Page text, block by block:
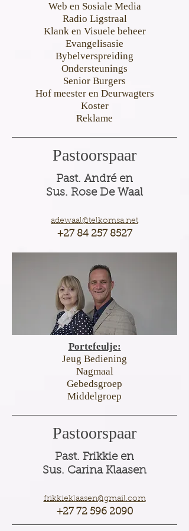
Web en Sosiale Media
Radio Ligstraal
Klank en Visuele beheer
Evangelisasie
Bybelverspreiding
Ondersteunings
Senior Burgers
Hof meester en Deurwagters
Koster
Reklame
Pastoorspaar
Past. André en
Sus. Rose De Waal
adewaal@telkomsa.net
+27 84 257 8527
Portefeulje:
Jeug Bediening
Nagmaal
Gebedsgroep
Middelgroep
Pastoorspaar
Past. Frikkie en
Sus. Carina Klaasen
frikkieklaasen@gmail.com
+27 72 596 2090